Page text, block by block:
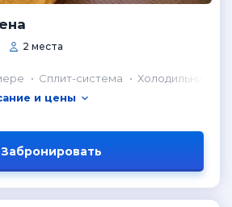
2 места
Сплит-система
Холодильник в
и цены
Забронировать